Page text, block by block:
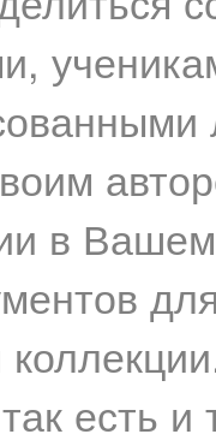
в
так есть и